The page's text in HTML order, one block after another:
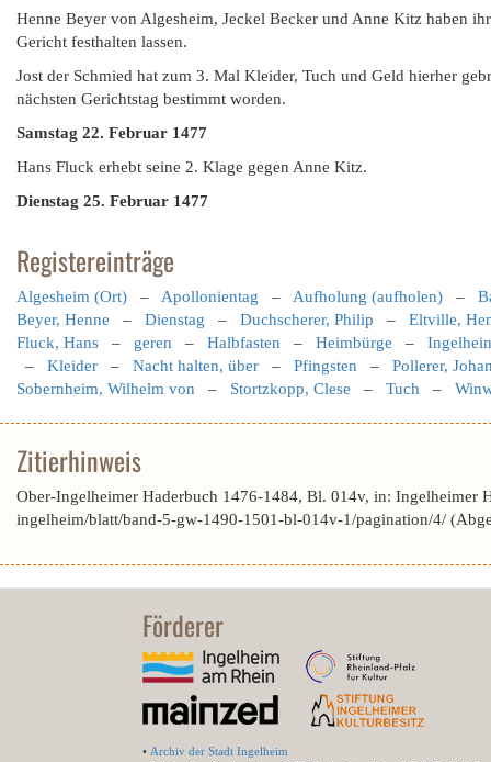
Henne Beyer von Algesheim, Jeckel Becker und Anne Kitz haben
Gericht festhalten lassen.
Jost der Schmied hat zum 3. Mal Kleider, Tuch und Geld hierher
nächsten Gerichtstag bestimmt worden.
Samstag 22. Februar 1477
Hans Fluck erhebt seine 2. Klage gegen Anne Kitz.
Dienstag 25. Februar 1477
Registereinträge
Algesheim (Ort) – Apollonientag – Aufholung (aufholen) –
Beyer, Henne – Dienstag – Duchscherer, Philip – Eltville,
Fluck, Hans – geren – Halbfasten – Heimbürge –
– Kleider – Nacht halten, über – Pfingsten – Pollerer,
Sobernheim, Wilhelm von – Stortzkopp, Clese – Tuch –
Zitierhinweis
Ober-Ingelheimer Haderbuch 1476-1484, Bl. 014v, in: Ingelheimer
ingelheim/blatt/band-5-gw-1490-1501-bl-014v-1/pagination/4/
Förderer
• Archiv der Stadt Ingelheim